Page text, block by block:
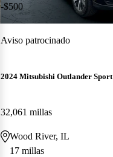
-$500
Aviso patrocinado
2024 Mitsubishi Outlander Sport
32,061 millas
Wood River, IL
17 millas